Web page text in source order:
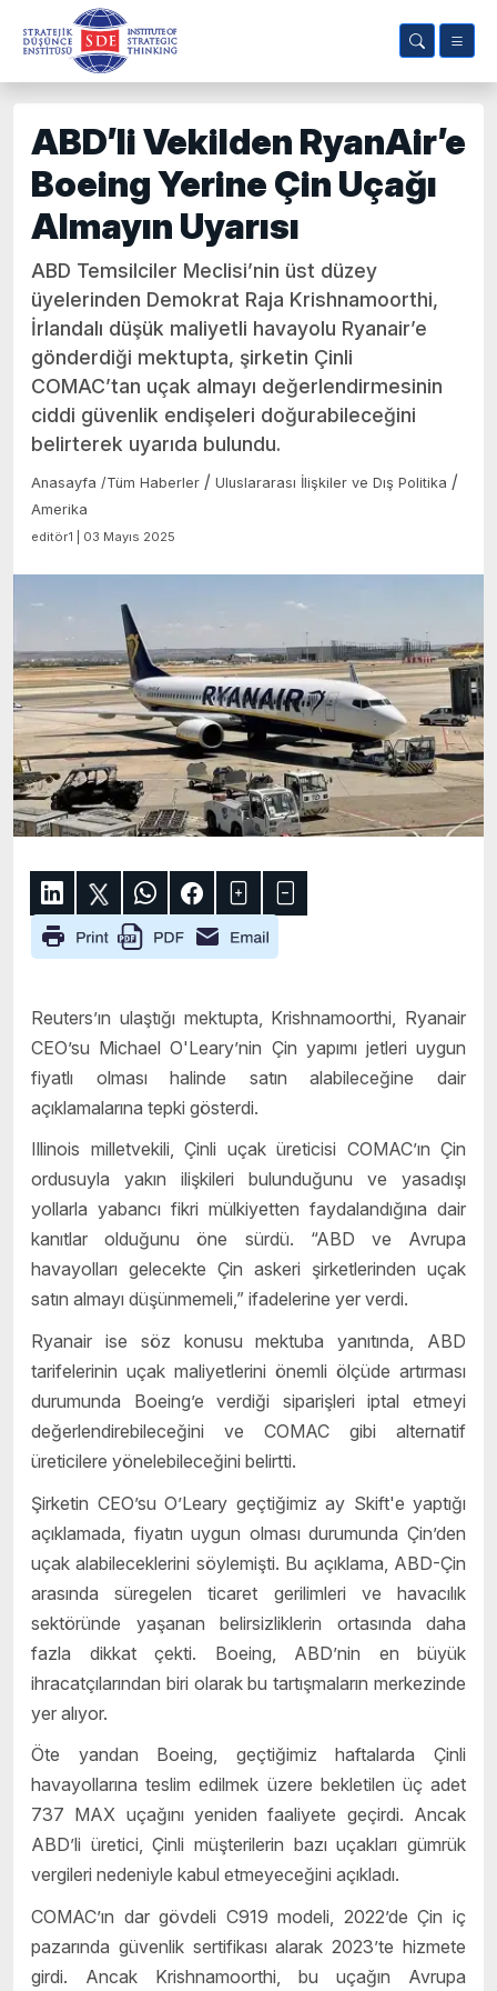
ABD’li Vekilden RyanAir’e
Boeing Yerine Çin Uçağı
Almayın Uyarısı
ABD Temsilciler Meclisi’nin üst düzey
üyelerinden Demokrat Raja Krishnamoorthi,
İrlandalı düşük maliyetli havayolu Ryanair’e
gönderdiği mektupta, şirketin Çinli
COMAC’tan uçak almayı değerlendirmesinin
ciddi güvenlik endişeleri doğurabileceğini
belirterek uyarıda bulundu.
Anasayfa /Tüm Haberler / Uluslararası İlişkiler ve Dış Politika /
Amerika
editör1 | 03 Mayıs 2025
Reuters’ın ulaştığı mektupta, Krishnamoorthi, Ryanair
CEO’su Michael O'Leary’nin Çin yapımı jetleri uygun
fiyatlı olması halinde satın alabileceğine dair
açıklamalarına tepki gösterdi.
Illinois milletvekili, Çinli uçak üreticisi COMAC’ın Çin
ordusuyla yakın ilişkileri bulunduğunu ve yasadışı
yollarla yabancı fikri mülkiyetten faydalandığına dair
kanıtlar olduğunu öne sürdü. “ABD ve Avrupa
havayolları gelecekte Çin askeri şirketlerinden uçak
satın almayı düşünmemeli,” ifadelerine yer verdi.
Ryanair ise söz konusu mektuba yanıtında, ABD
tarifelerinin uçak maliyetlerini önemli ölçüde artırması
durumunda Boeing’e verdiği siparişleri iptal etmeyi
değerlendirebileceğini ve COMAC gibi alternatif
üreticilere yönelebileceğini belirtti.
Şirketin CEO’su O’Leary geçtiğimiz ay Skift'e yaptığı
açıklamada, fiyatın uygun olması durumunda Çin’den
uçak alabileceklerini söylemişti. Bu açıklama, ABD-Çin
arasında süregelen ticaret gerilimleri ve havacılık
sektöründe yaşanan belirsizliklerin ortasında daha
fazla dikkat çekti. Boeing, ABD’nin en büyük
ihracatçılarından biri olarak bu tartışmaların merkezinde
yer alıyor.
Öte yandan Boeing, geçtiğimiz haftalarda Çinli
havayollarına teslim edilmek üzere bekletilen üç adet
737 MAX uçağını yeniden faaliyete geçirdi. Ancak
ABD’li üretici, Çinli müşterilerin bazı uçakları gümrük
vergileri nedeniyle kabul etmeyeceğini açıkladı.
COMAC’ın dar gövdeli C919 modeli, 2022’de Çin iç
pazarında güvenlik sertifikası alarak 2023’te hizmete
girdi. Ancak Krishnamoorthi, bu uçağın Avrupa